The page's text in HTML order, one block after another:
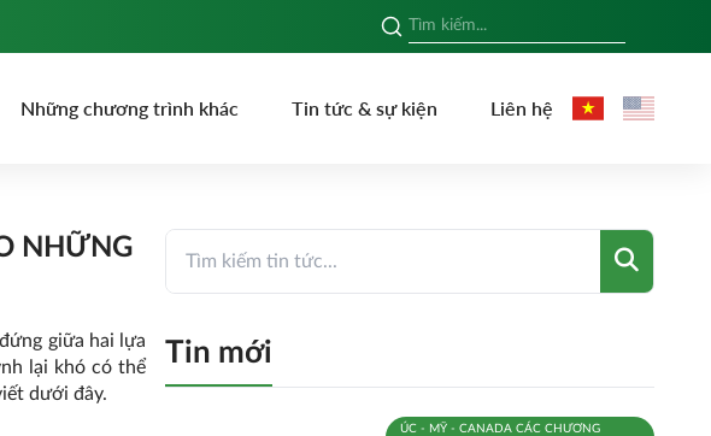
Những chương trình khác Tin tức & sự kiện Liên hệ
NHỮNG
giữa hai lựa
lại khó có thể
dưới đây.
Tin mới
ÚC - MỸ - CANADA CÁC CHƯƠNG